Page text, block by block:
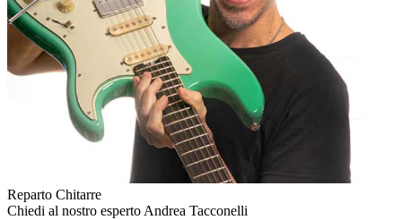
Reparto Chitarre
Chiedi al nostro espertoAndrea Tacconelli